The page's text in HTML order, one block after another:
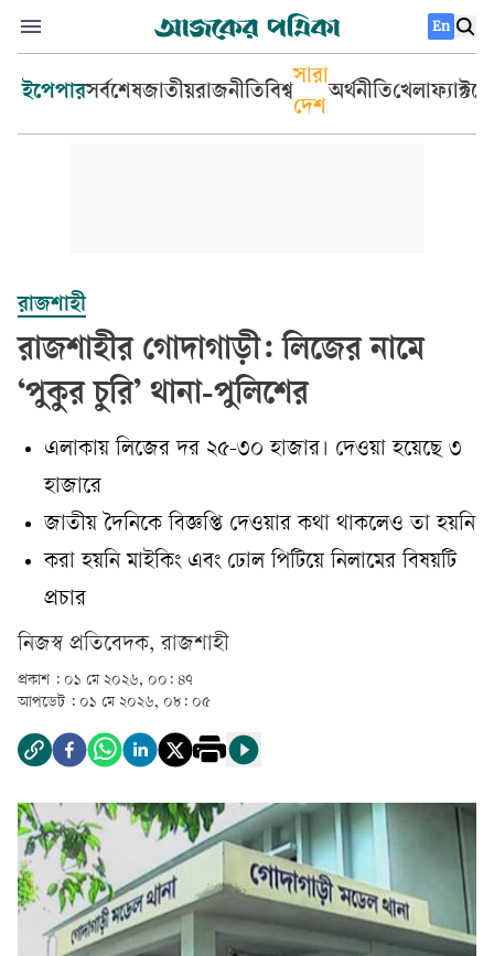
En
ইপেপারসর্বশেষজাতীয়রাজনীতিবিশ্ব
সারা
দেশ
অর্থনীতিখেলা
রাজশাহী
রাজশাহীর গোদাগাড়ী: লিজের নামে
‘পুকুর চুরি’ থানা-পুলিশের
এলাকায় লিজের দর ২৫-৩০ হাজার। দেওয়া হয়েছে ৩
হাজারে
জাতীয় দৈনিকে বিজ্ঞপ্তি দেওয়ার কথা থাকলেও তা হয়নি
করা হয়নি মাইকিং এবং ঢোল পিটিয়ে নিলামের বিষয়টি
প্রচার
নিজস্ব প্রতিবেদক, রাজশাহী
প্রকাশ : ০১ মে ২০২৬, ০০: ৪৭
আপডেট : ০১ মে ২০২৬, ০৮: ০৫